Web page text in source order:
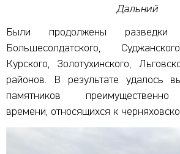
Дальний
Были продолжены разведки
Большесолдатского,
Курского, Золотухинского,
районов. В результате удалось
памятников преимущественно
времени, относящихся к